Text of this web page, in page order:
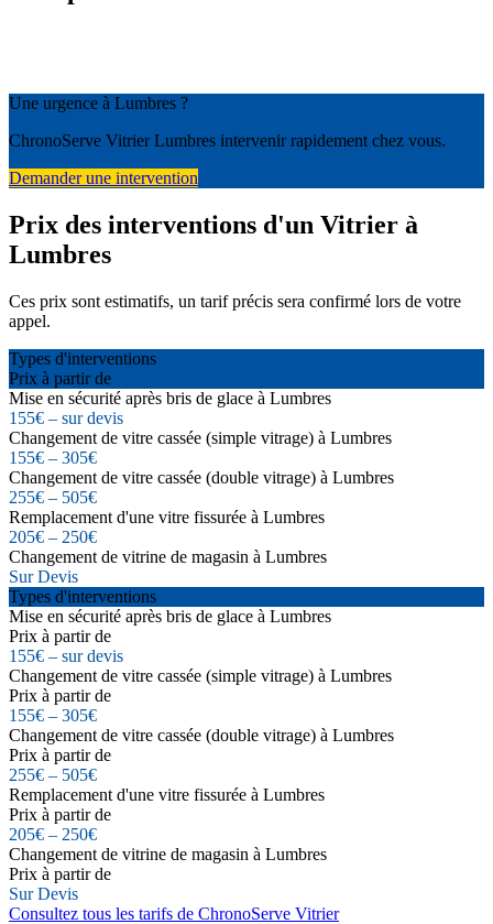
Une urgence à Lumbres ?
ChronoServe Vitrier Lumbres intervenir rapidement chez vous.
Demander une intervention
Prix des interventions d'un Vitrier à
Lumbres
Ces prix sont estimatifs, un tarif précis sera confirmé lors de votre
appel.
Types d'interventions
Prix à partir de
Mise en sécurité après bris de glace à Lumbres
155€ – sur devis
Changement de vitre cassée (simple vitrage) à Lumbres
155€ – 305€
Changement de vitre cassée (double vitrage) à Lumbres
255€ – 505€
Remplacement d'une vitre fissurée à Lumbres
205€ – 250€
Changement de vitrine de magasin à Lumbres
Sur Devis
Types d'interventions
Mise en sécurité après bris de glace à Lumbres
Prix à partir de
155€ – sur devis
Changement de vitre cassée (simple vitrage) à Lumbres
Prix à partir de
155€ – 305€
Changement de vitre cassée (double vitrage) à Lumbres
Prix à partir de
255€ – 505€
Remplacement d'une vitre fissurée à Lumbres
Prix à partir de
205€ – 250€
Changement de vitrine de magasin à Lumbres
Prix à partir de
Sur Devis
Consultez tous les tarifs de ChronoServe Vitrier